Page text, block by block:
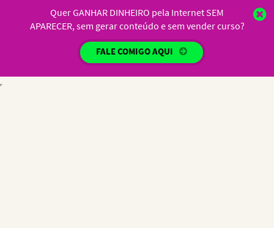
Quer GANHAR DINHEIRO pela Internet SEM
APARECER, sem gerar conteúdo e sem vender curso?
FALE COMIGO AQUI